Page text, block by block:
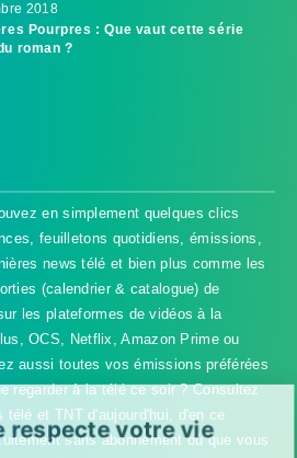
2018
Pourpres : Que vaut cette série
roman ?
en simplement quelques clics
feuilletons quotidiens, émissions,
news télé et bien plus comme les
(calendrier & catalogue) de
les plateformes de vidéos à la
OCS, Netflix, Amazon Prime ou
aussi toutes vos émissions préférées
regarder à la télé ce soir ? Consultez
télé et TNT d'aujourd'hui, d'en ce
sans abonnement où que vous
respecte votre vie